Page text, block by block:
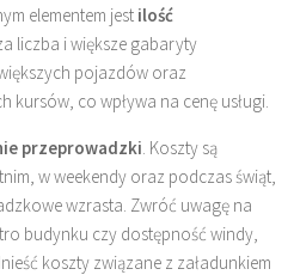
elementem jest ilość
liczba i większe gabaryty
pojazdów oraz
co wpływa na cenę usługi.
przeprowadzki . Koszty są
w weekendy oraz podczas świąt,
wzrasta. Zwróć uwagę na
budynku czy dostępność windy,
koszty związane z załadunkiem